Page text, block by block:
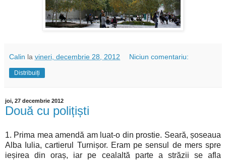
Calin la vineri, decembrie 28, 2012 Niciun comentariu:
Distribuiți
joi, 27 decembrie 2012
Două cu polițiști
1. Prima mea amendă am luat-o din prostie. Seară, șoseaua
Alba Iulia, cartierul Turnișor. Eram pe sensul de mers spre
ieșirea din oraș, iar pe cealaltă parte a străzii se afla